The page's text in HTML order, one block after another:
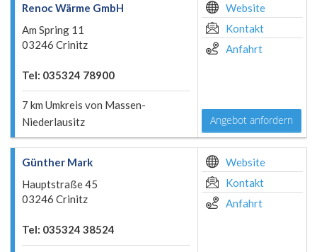
Renoc Wärme GmbH
Am Spring 11
03246 Crinitz
Tel: 035324 78900
7 km Umkreis von Massen-
Niederlausitz
Website
Kontakt
Anfahrt
Angebot anfordern
Günther Mark
Hauptstraße 45
03246 Crinitz
Tel: 035324 38524
Website
Kontakt
Anfahrt